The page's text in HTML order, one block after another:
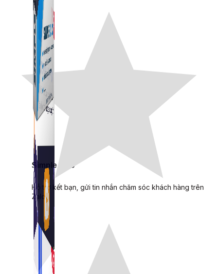
Simple Zalo
Hỗ trợ kết bạn, gửi tin nhắn chăm sóc khách hàng trên
Zalo.